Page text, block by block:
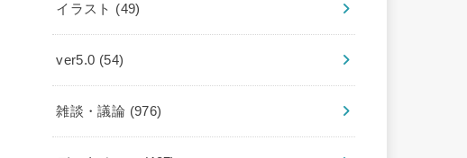
イラスト (49)
ver5.0 (54)
雑談・議論 (976)